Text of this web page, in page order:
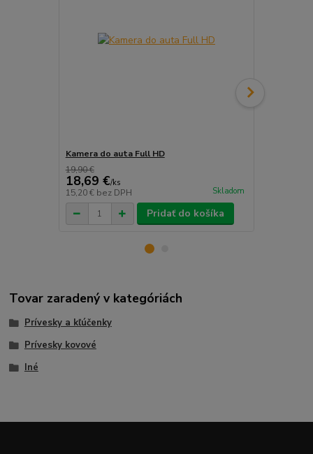
Kamera do auta Full HD
19,90 €
18,69 €/ks
15,20 € bez DPH Skladom
Pridať do košíka
Tovar zaradený v kategóriách
Prívesky a kľúčenky
Prívesky kovové
Iné